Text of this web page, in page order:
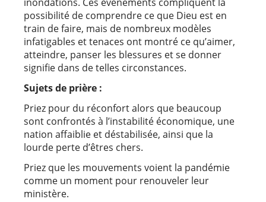
possibilité de comprendre ce que Dieu est en
train de faire, mais de nombreux modèles
infatigables et tenaces ont montré ce qu’aimer,
atteindre, panser les blessures et se donner
signifie dans de telles circonstances.
Sujets de prière :
Priez pour du réconfort alors que beaucoup
sont confrontés à l’instabilité économique, une
nation affaiblie et déstabilisée, ainsi que la
lourde perte d’êtres chers.
Priez que les mouvements voient la pandémie
comme un moment pour renouveler leur
ministère.